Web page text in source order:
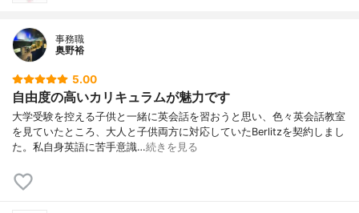
事務職
奥野裕
5.00
自由度の高いカリキュラムが魅力です
大学受験を控える子供と一緒に英会話を習おうと思い、色々英会話教室
を見ていたところ、大人と子供両方に対応していたBerlitzを契約しまし
た。私自身英語に苦手意識…続きを見る